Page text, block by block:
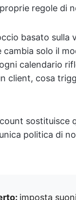
regole di
basato sulla
solo il
calendario
client, cosa
sostituisce
politica di
imposta